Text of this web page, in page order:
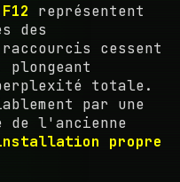
représentent
des
cessent
plongeant
totale.
par une
de l'ancienne
propre